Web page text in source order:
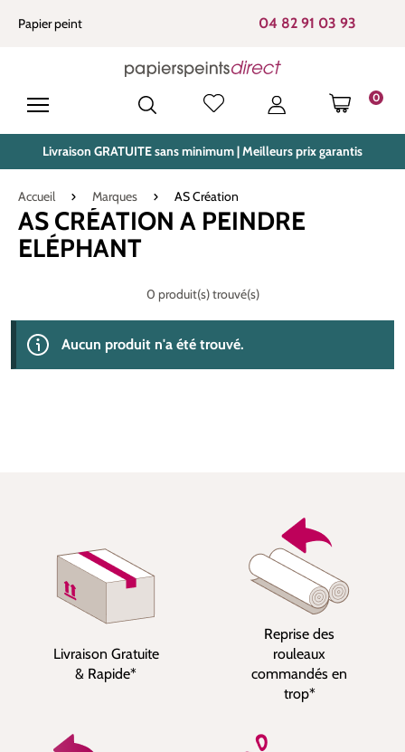
principal
Papier peint 04 82 91 03 93
0
LE
Livraison GRATUITE sans minimum | Meilleurs prix garantis
Accueil Marques AS Création
AS CRÉATION A PEINDRE
ELÉPHANT
0 produit(s) trouvé(s)
Aucun produit n'a été trouvé.
Livraison Gratuite
& Rapide*
Reprise des
rouleaux
commandés en
trop*